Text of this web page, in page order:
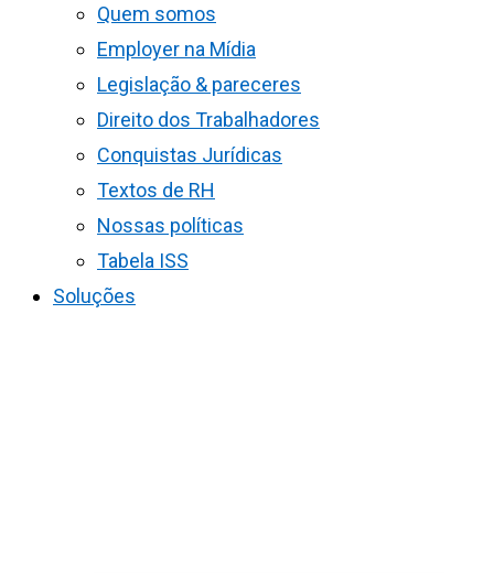
Quem somos
Employer na Mídia
Legislação & pareceres
Direito dos Trabalhadores
Conquistas Jurídicas
Textos de RH
Nossas políticas
Tabela ISS
Soluções